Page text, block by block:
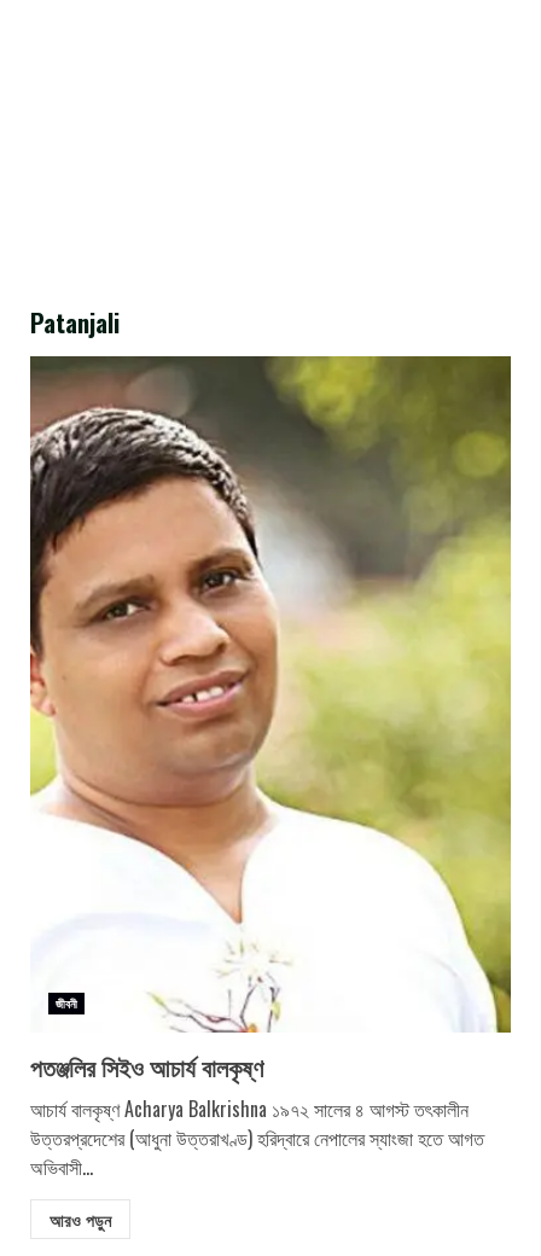
Patanjali
জীবনী
পতঞ্জলির সিইও আচার্য বালকৃষ্ণ
আচার্য বালকৃষ্ণ Acharya Balkrishna ১৯৭২ সালের ৪ আগস্ট তৎকালীন
উত্তরপ্রদেশের (আধুনা উত্তরাখণ্ড) হরিদ্বারে নেপালের স্যাংজা হতে আগত
অভিবাসী...
আরও পড়ুন